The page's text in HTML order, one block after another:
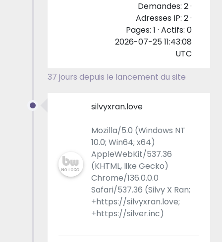
Demandes: 2 ·
Adresses IP: 2 ·
Pages: 1 · Actifs: 0
2026-07-25 11:43:08
UTC
37 jours depuis le lancement du site
silvyxran.love
Mozilla/5.0 (Windows NT
10.0; Win64; x64)
AppleWebKit/537.36
(KHTML, like Gecko)
Chrome/136.0.0.0
Safari/537.36 (Silvy X Ran;
+https://silvyxran.love;
+https://silver.inc)